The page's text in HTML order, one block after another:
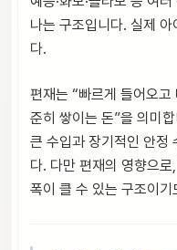
나는 구조입니다. 실제 아
다.
편재는 “빠르게 들어오고
준히 쌓이는 돈”을 의미
큰 수입과 장기적인 안정
다. 다만 편재의 영향으로
폭이 클 수 있는 구조이기